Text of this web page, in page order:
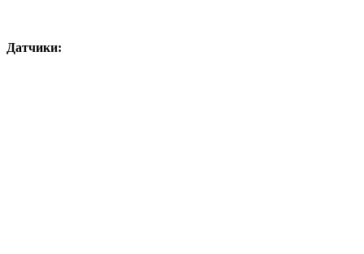
Датчики: